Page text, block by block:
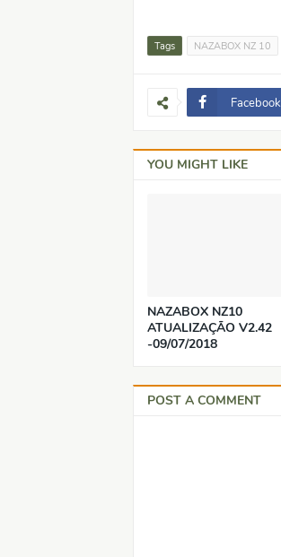
Tags NAZABOX NZ 10
Facebook
YOU MIGHT LIKE
NAZABOX NZ10
ATUALIZAÇÃO V2.42
-09/07/2018
POST A COMMENT